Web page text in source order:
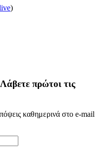
)
πρώτοι τις
καθημερινά στο e-mail